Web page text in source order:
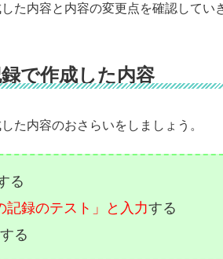
た内容と内容の変更点を確認してい
で作成した内容
た内容のおさらいをしましょう。
る
記録のテスト」と入力する
る